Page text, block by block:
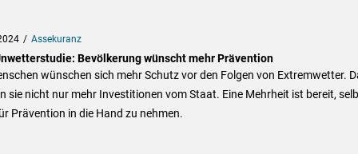
Assekuranz
Bevölkerung wünscht mehr Prävention
wünschen sich mehr Schutz vor den Folgen von Extremwetter.
sie nicht nur mehr Investitionen vom Staat. Eine Mehrheit ist bereit,
Prävention in die Hand zu nehmen.